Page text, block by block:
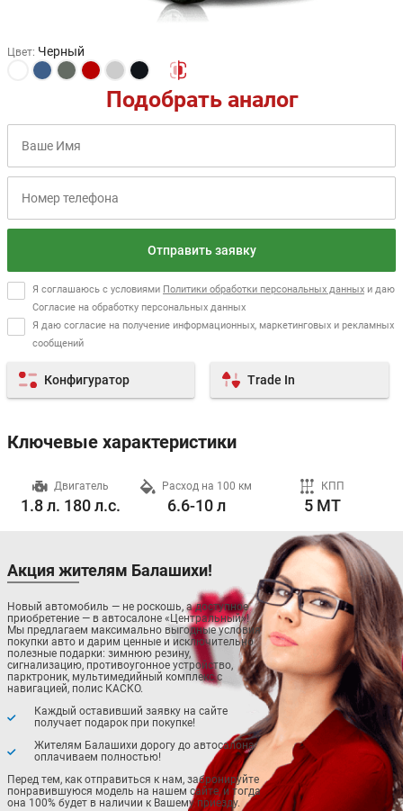
Цвет: Черный
Подобрать аналог
Отправить заявку
Я соглашаюсь с условиями Политики обработки персональных данных и даю
Согласие на обработку персональных данных
Я даю согласие на получение информационных, маркетинговых и рекламных
сообщений
Конфигуратор Trade In
Ключевые характеристики
Двигатель
1.8 л. 180 л.с.
Расход на 100 км
6.6-10 л
КПП
5 MT
Акция жителям Балашихи!
Новый автомобиль — не роскошь, а доступное
приобретение — в автосалоне «Центральный»!
Мы предлагаем максимально выгодные условия
покупки авто и дарим ценные и исключительно
полезные подарки: зимнюю резину,
сигнализацию, противоугонное устройство,
парктроник, мультимедийный комплекс с
навигацией, полис КАСКО.
Каждый оставивший заявку на сайте
получает подарок при покупке!
Жителям Балашихи дорогу до автосалона
оплачиваем полностью!
Перед тем, как отправиться к нам, забронируйте
понравившуюся модель на нашем сайте, и тогда
она 100% будет в наличии к Вашему приезду.